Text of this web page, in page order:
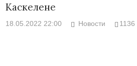
Каскелене
18.05.2022 22:00 Новости 1136